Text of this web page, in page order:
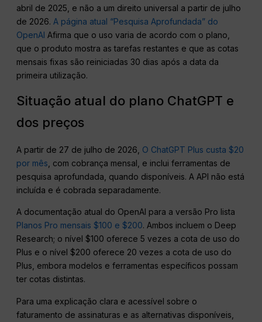
abril de 2025, e não a um direito universal a partir de julho
de 2026.A página atual “Pesquisa Aprofundada” do
OpenAI Afirma que o uso varia de acordo com o plano,
que o produto mostra as tarefas restantes e que as cotas
mensais fixas são reiniciadas 30 dias após a data da
primeira utilização.
Situação atual do plano ChatGPT e
dos preços
A partir de 27 de julho de 2026, O ChatGPT Plus custa $20
por mês , com cobrança mensal, e inclui ferramentas de
pesquisa aprofundada, quando disponíveis. A API não está
incluída e é cobrada separadamente.
A documentação atual do OpenAI para a versão Pro lista
Planos Pro mensais $100 e $200. Ambos incluem o Deep
Research; o nível $100 oferece 5 vezes a cota de uso do
Plus e o nível $200 oferece 20 vezes a cota de uso do
Plus, embora modelos e ferramentas específicos possam
ter cotas distintas.
Para uma explicação clara e acessível sobre o
faturamento de assinaturas e as alternativas disponíveis,